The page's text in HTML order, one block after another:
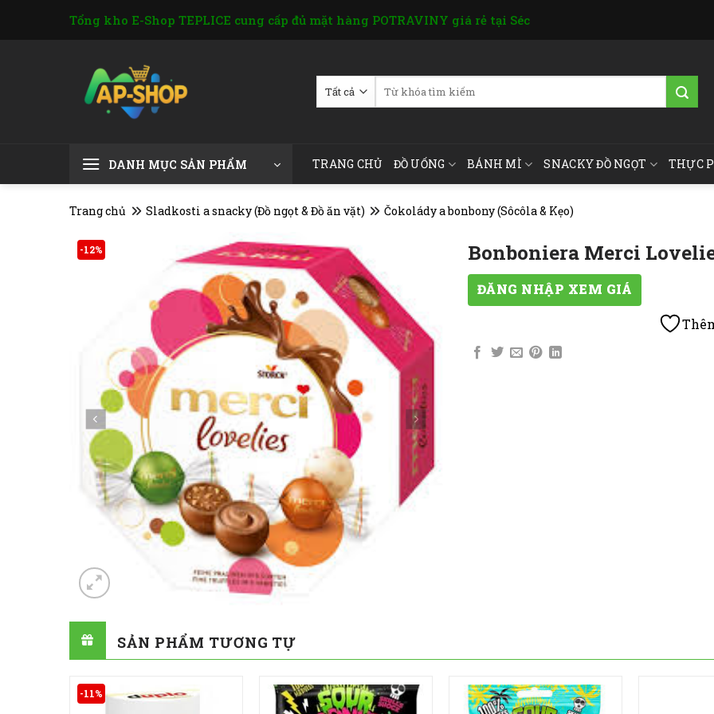
Tổng kho E-Shop TEPLICE cung cấp đủ mặt hàng POTRAVINY giá rẻ tại Séc
kiếm:
DANH MỤC SẢN PHẨM TRANG CHỦ ĐỒ UỐNG BÁNH MÌ SNACKY ĐỒ NGỌT THỰC
Trang chủ Sladkosti a snacky (Đồ ngọt & Đồ ăn vặt) Čokolády a bonbony (Sôcôla & Kẹo)
-12% Bonboniera Merci
ĐĂNG NHẬP XEM GIÁ
SẢN PHẨM TƯƠNG TỰ
-11%